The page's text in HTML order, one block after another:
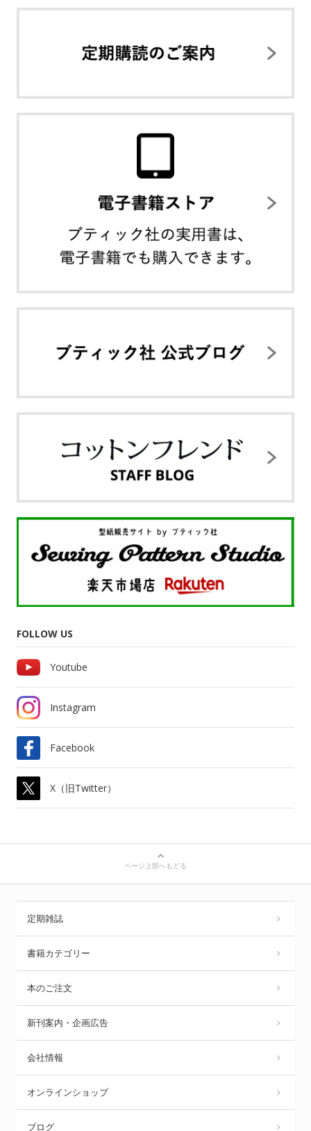
FOLLOW US
Youtube
Instagram
Facebook
X（旧Twitter）
ページ上部へもどる
定期雑誌
書籍カテゴリー
本のご注文
新刊案内・企画広告
会社情報
オンラインショップ
ブログ